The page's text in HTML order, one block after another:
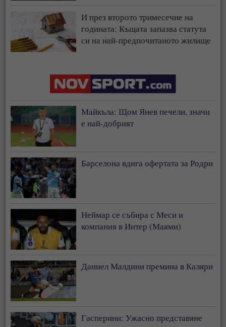
И през второто тримесечие на
годината: Къщата запазва статута
си на най-предпочитаното жилище
Майкъла: Щом Янев печели, значи
е най-добрият
Барселона вдига офертата за Родри
Неймар се събира с Меси и
компания в Интер (Маями)
Даниел Малдини премина в Каляри
Гасперини: Ужасно представяне